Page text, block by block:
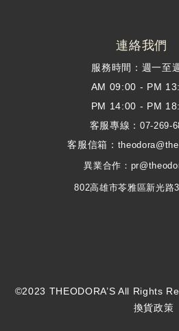
連絡我們
服務時間：週一至
AM 09:00 - PM
PM 14:00 - PM
客服專線：07-269-
客服信箱：
異業合作：
802高雄市苓雅區新光路
©2023 THEODORA’S All Rights
換貨政策